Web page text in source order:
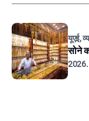
यूएई,
सोने